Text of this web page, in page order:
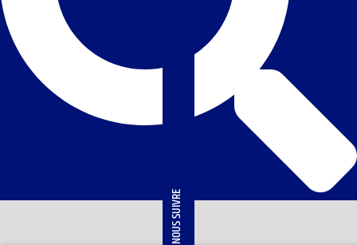
NOUS SUIVRE